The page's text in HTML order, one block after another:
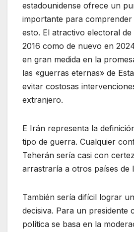
estadounidense ofrece un
importante para
esto. El atractivo electoral
2016 como de nuevo en
en gran medida en la
las «guerras eternas» de
evitar costosas
extranjero.
E Irán representa la
tipo de guerra. Cualquier
Teherán sería casi con
arrastraría a otros países de
También sería difícil lograr
decisiva. Para un presidente
política se basa en la